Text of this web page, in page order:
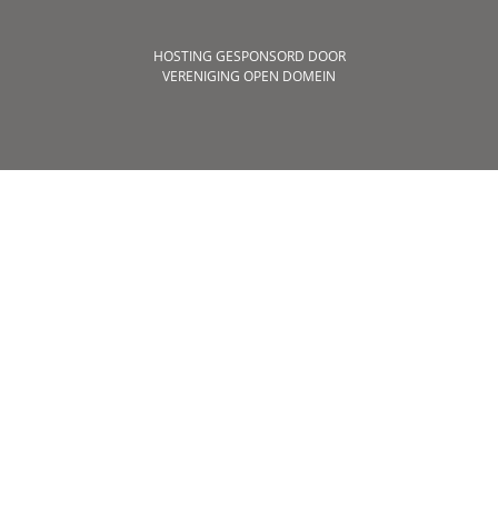
HOSTING GESPONSORD DOOR
VERENIGING OPEN DOMEIN